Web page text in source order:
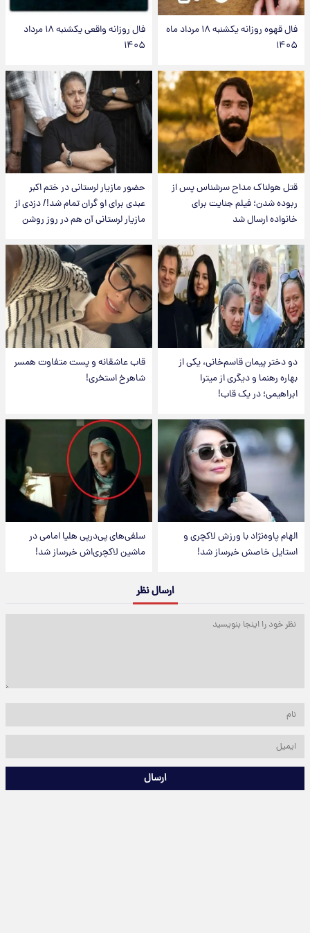
فال قهوه روزانه یکشنبه ۱۸ مرداد ماه
۱۴۰۵
فال روزانه واقعی یکشنبه ۱۸ مرداد
۱۴۰۵
قتل هولناک مداح سرشناس پس از
ربوده شدن؛ فیلم جنایت برای
خانواده ارسال شد
حضور مازیار لرستانی در ختم اکبر
عبدی برای او گران تمام شد!/ دزدی از
مازیار لرستانی آن هم در روز روشن
دو دختر پیمان قاسم‌خانی، یکی از
بهاره رهنما و دیگری از میترا
ابراهیمی؛ در یک قاب!
قاب عاشقانه و پست متفاوت همسر
شاهرخ استخری!
الهام پاوه‌نژاد با ورزش لاکچری و
استایل خاصش خبرساز شد!
سلفی‌های پی‌درپی هلیا امامی در
ماشین لاکچری‌اش خبرساز شد!
ارسال نظر
ارسال